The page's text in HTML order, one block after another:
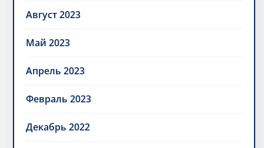
Август 2023
Май 2023
Апрель 2023
Февраль 2023
Декабрь 2022